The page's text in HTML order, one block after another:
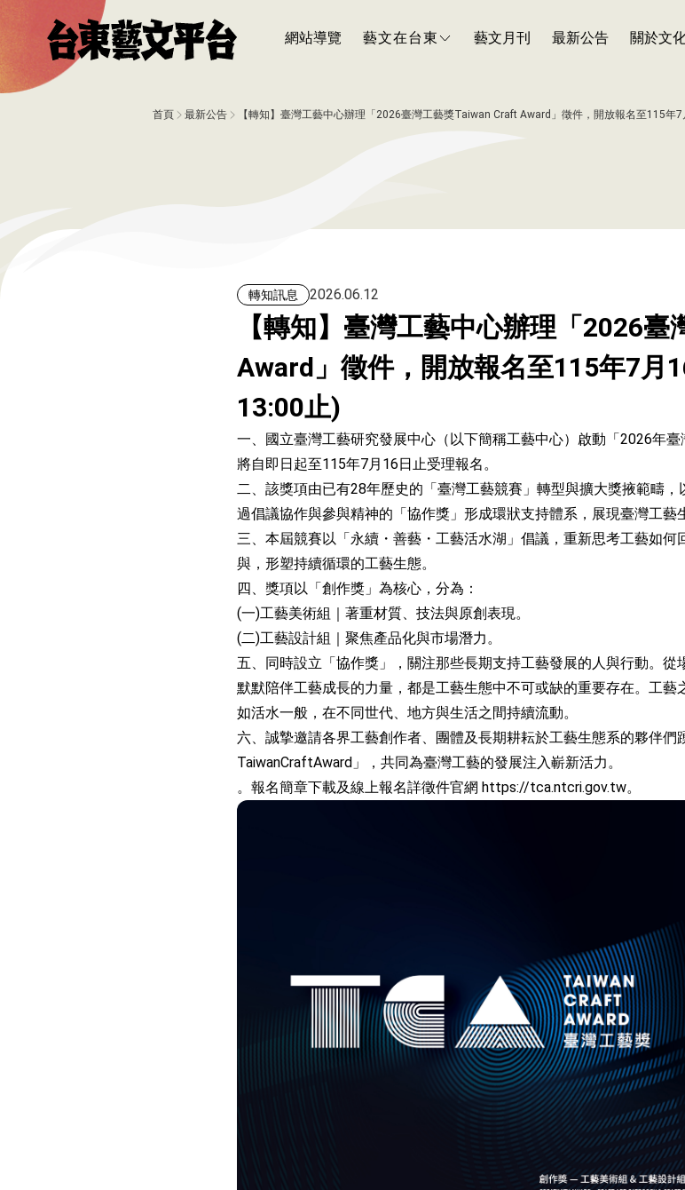
網站導覽 藝文在台東 藝文月刊 最新公告 關於文
首頁 最新公告 【轉知】臺灣工藝中心辦理「2026臺灣工藝獎Taiwan Craft Award」徵件，開放報名至115年
轉知訊息 2026.06.12
【轉知】臺灣工藝中心辦理「2026
Award」徵件，開放報名至115年7月
13:00止)
一、國立臺灣工藝研究發展中心（以下簡稱工藝中心）啟動「2026年臺
將自即日起至115年7月16日止受理報名。
二、該獎項由已有28年歷史的「臺灣工藝競賽」轉型與擴大獎掖範疇
過倡議協作與參與精神的「協作獎」形成環狀支持體系，展現臺灣工藝
三、本屆競賽以「永續・善藝・工藝活水湖」倡議，重新思考工藝如
與，形塑持續循環的工藝生態。
四、獎項以「創作獎」為核心，分為：
(一)工藝美術組｜著重材質、技法與原創表現。
(二)工藝設計組｜聚焦產品化與市場潛力。
五、同時設立「協作獎」，關注那些長期支持工藝發展的人與行動。
默默陪伴工藝成長的力量，都是工藝生態中不可或缺的重要存在。工
如活水一般，在不同世代、地方與生活之間持續流動。
六、誠摯邀請各界工藝創作者、團體及長期耕耘於工藝生態系的夥伴們
TaiwanCraftAward」，共同為臺灣工藝的發展注入嶄新活力。
。報名簡章下載及線上報名詳徵件官網https://tca.ntcri.gov.tw。